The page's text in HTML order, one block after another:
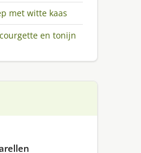
met witte kaas
en tonijn